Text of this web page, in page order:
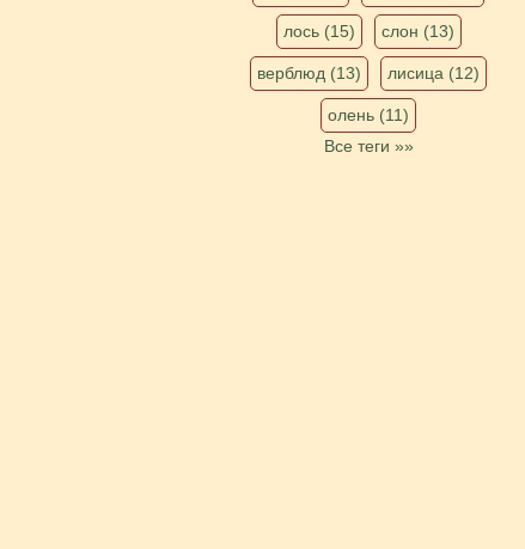
лось (15) слон (13)
верблюд (13) лисица (12)
олень (11)
Все теги »»